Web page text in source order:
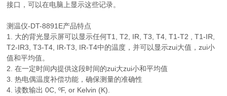
接口，可以在电脑上显示这些记录。
测温仪-DT-8891E产品特点
1. 大的背光显示屏可以显示任何T1, T2, IR, T3, T4, T1-T2 , T1-IR,
T2-IR3, T3-T4, IR-T3, IR-T4中的温度，并可以显示zui大值，zui小
值和平均值。
2. 在一定时间内提供这段时间的zui大zui小和平均值
3. 热电偶温度补偿功能，确保测量的准确性
4. 读数输出 0C, ºF, or Kelvin (K).